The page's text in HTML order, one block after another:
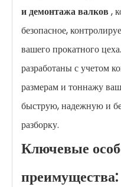
и демонтажа валков ,
безопасное,
вашего прокатного
разработаны с учетом
размерам и тоннажу
быструю, надежную и
разборку.
Ключевые
преимущества: